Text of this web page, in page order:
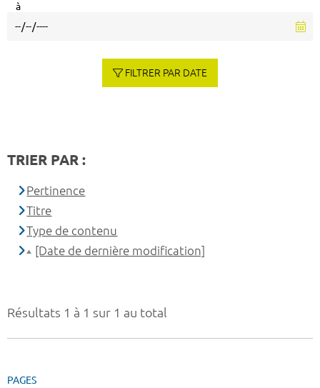
Résultats 1 à 1 sur 1 au total
PAGES
à
FILTRER PAR DATE
TRIER PAR :
Pertinence
Titre
Type de contenu
[Date de dernière modification]